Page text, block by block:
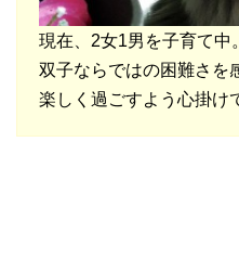
現在、2女1男を子育て中。
双子ならではの困難さを
楽しく過ごすよう心掛け